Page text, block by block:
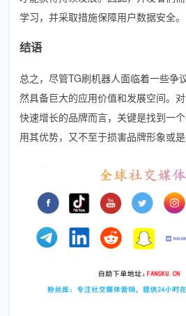
学习，并采取措施保障用户数据安全。
结语
总之，尽管TG刷机器人面临着一些争
然具备巨大的应用价值和发展空间。
快速增长的品牌而言，关键是找到一
用其优势，又不至于损害品牌形象或是